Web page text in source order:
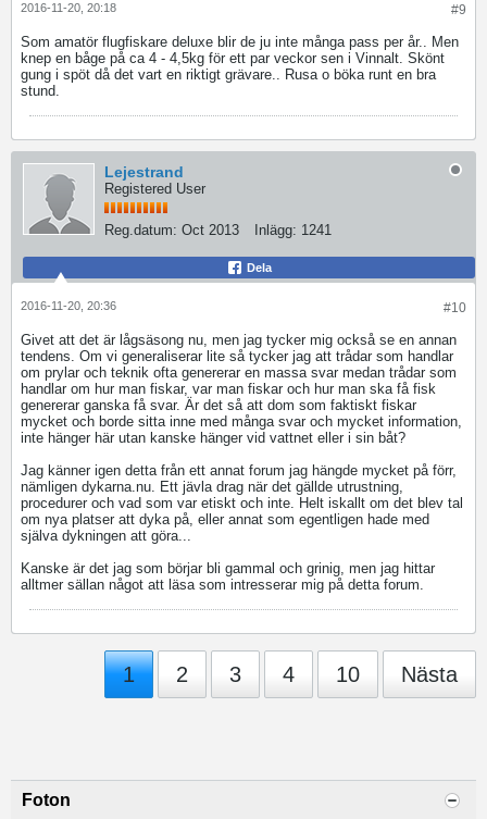
#9
2016-11-20, 20:18
Som amatör flugfiskare deluxe blir de ju inte många pass per år.. Men
knep en båge på ca 4 - 4,5kg för ett par veckor sen i Vinnalt. Skönt
gung i spöt då det vart en riktigt grävare.. Rusa o böka runt en bra
stund.
Lejestrand
Registered User
Reg.datum: Oct 2013 Inlägg: 1241
Dela
#10
2016-11-20, 20:36
Givet att det är lågsäsong nu, men jag tycker mig också se en annan
tendens. Om vi generaliserar lite så tycker jag att trådar som handlar
om prylar och teknik ofta genererar en massa svar medan trådar som
handlar om hur man fiskar, var man fiskar och hur man ska få fisk
genererar ganska få svar. Är det så att dom som faktiskt fiskar
mycket och borde sitta inne med många svar och mycket information,
inte hänger här utan kanske hänger vid vattnet eller i sin båt?
Jag känner igen detta från ett annat forum jag hängde mycket på förr,
nämligen dykarna.nu. Ett jävla drag när det gällde utrustning,
procedurer och vad som var etiskt och inte. Helt iskallt om det blev tal
om nya platser att dyka på, eller annat som egentligen hade med
själva dykningen att göra...
Kanske är det jag som börjar bli gammal och grinig, men jag hittar
alltmer sällan något att läsa som intresserar mig på detta forum.
1 2 3 4 10 Nästa
Foton